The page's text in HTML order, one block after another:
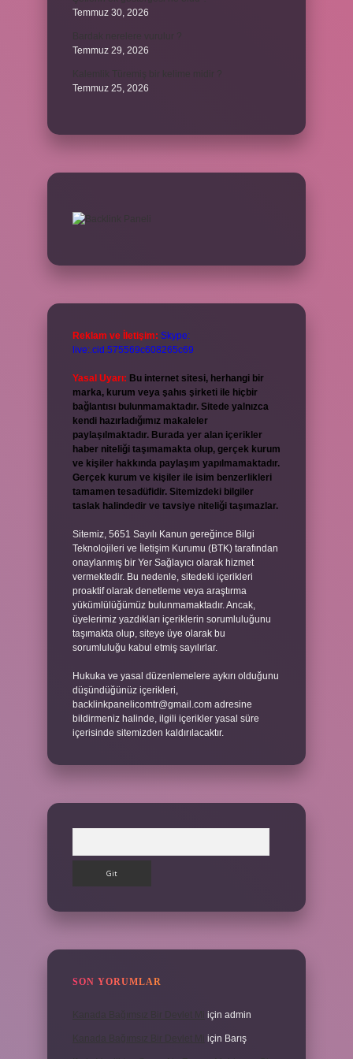
Temmuz 30, 2026
Temmuz 29, 2026
Temmuz 25, 2026
Reklam ve İletişim: Skype:
live:.cid.575569c608265c69
Yasal Uyarı: Bu internet sitesi, herhangi bir
marka, kurum veya şahıs şirketi ile hiçbir
bağlantısı bulunmamaktadır. Sitede yalnızca
kendi hazırladığımız makaleler
paylaşılmaktadır. Burada yer alan içerikler
haber niteliği taşımamakta olup, gerçek kurum
ve kişiler hakkında paylaşım yapılmamaktadır.
Gerçek kurum ve kişiler ile isim benzerlikleri
tamamen tesadüfidir. Sitemizdeki bilgiler
taslak halindedir ve tavsiye niteliği taşımazlar.
Sitemiz, 5651 Sayılı Kanun gereğince Bilgi
Teknolojileri ve İletişim Kurumu (BTK) tarafından
onaylanmış bir Yer Sağlayıcı olarak hizmet
vermektedir. Bu nedenle, sitedeki içerikleri
proaktif olarak denetleme veya araştırma
yükümlülüğümüz bulunmamaktadır. Ancak,
üyelerimiz yazdıkları içeriklerin sorumluluğunu
taşımakta olup, siteye üye olarak bu
sorumluluğu kabul etmiş sayılırlar.
Hukuka ve yasal düzenlemelere aykırı olduğunu
düşündüğünüz içerikleri,
backlinkpanelicomtr@gmail.com adresine
bildirmeniz halinde, ilgili içerikler yasal süre
içerisinde sitemizden kaldırılacaktır.
SON YORUMLAR
için admin
için Barış